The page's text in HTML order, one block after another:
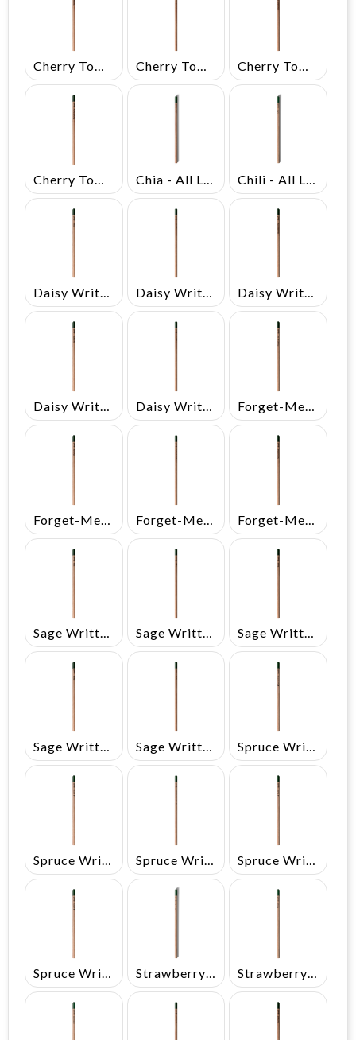
Cherry Tomato Written In French Cherry Tomato Written In German Cherry Tomato Written In Italian
Daisy Written In English Daisy Written In French Daisy Written In German
Daisy Written In Italian Daisy Written In Spanish Forget-Me-Not Written In English
Sage Written In English Sage Written In French Sage Written In German
Sage Written In Italian Sage Written In Spanish Spruce Written In English
Spruce Written In Spanish Strawberry Written In Italian Strawberry Written In French